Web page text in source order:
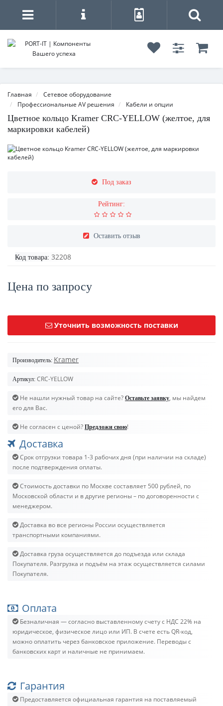
Главная
Сетевое оборудование
Профессиональные AV решения
Кабели и опции
Цветное кольцо Kramer CRC-YELLOW (желтое, для
маркировки кабелей)
Под заказ
Рейтинг:
Оставить отзыв
Код товара: 32208
Цена по запросу
Уточнить возможность поставки
Производитель: Kramer
Артикул: CRC-YELLOW
Не нашли нужный товар на сайте? Оставьте заявку, мы найдем
его для Вас.
Не согласен с ценой? Предложи свою!
Доставка
Срок отгрузки товара 1-3 рабочих дня (при наличии на складе)
после подтверждения оплаты.
Стоимость доставки по Москве составляет 500 рублей, по
Московской области и в другие регионы – по договоренности с
менеджером.
Доставка во все регионы России осуществляется
транспортными компаниями.
Доставка груза осуществляется до подъезда или склада
Покупателя. Разгрузка и подъём на этаж осуществляется силами
Покупателя.
Оплата
Безналичная — согласно выставленному счету c НДС 22% на
юридическое, физическое лицо или ИП. В счете есть QR-код,
можно оплатить через банковское приложение. Переводы с
банковских карт и наличные не принимаем.
Гарантия
Предоставляется официальная гарантия на поставляемый